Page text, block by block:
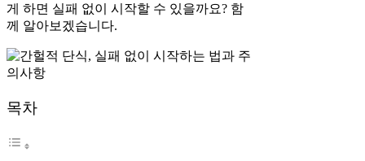
게 하면 실패 없이 시작할 수 있을까요? 함
께 알아보겠습니다.
목차